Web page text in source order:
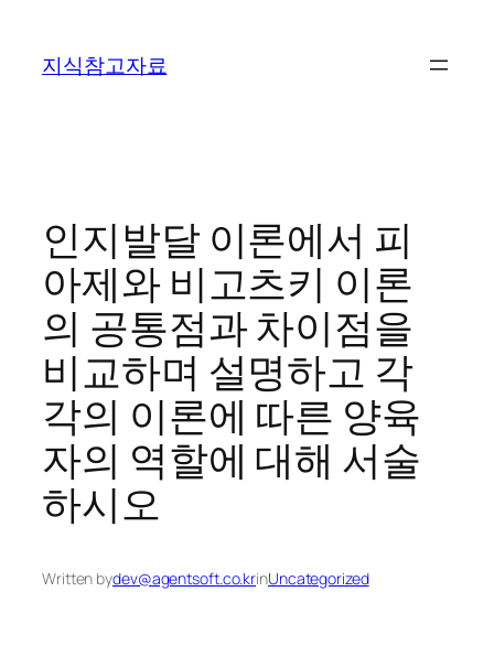
지식참고자료
인지발달 이론에서 피
아제와 비고츠키 이론
의 공통점과 차이점을
비교하며 설명하고 각
각의 이론에 따른 양육
자의 역할에 대해 서술
하시오
Written bydev@agentsoft.co.krinUncategorized